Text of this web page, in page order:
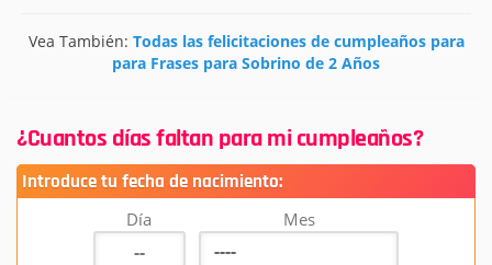
Vea También: Todas las felicitaciones de cumpleaños para
para Frases para Sobrino de 2 Años
¿Cuantos días faltan para mi cumpleaños?
Introduce tu fecha de nacimiento:
Día Mes